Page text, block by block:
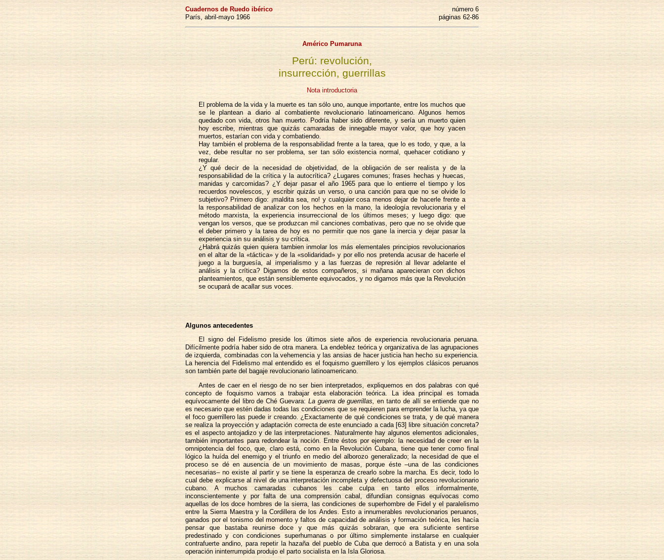
Cuadernos de Ruedo ibérico
París, abril-mayo 1966
número 6
páginas 62-86
Américo Pumaruna
Perú: revolución,
insurrección, guerrillas
Nota introductoria
El problema de la vida y la muerte es tan sólo uno, aunque importante, entre los muchos que
se le plantean a diario al combatiente revolucionario latinoamericano. Algunos hemos
quedado con vida, otros han muerto. Podría haber sido diferente, y sería un muerto quien
hoy escribe, mientras que quizás camaradas de innegable mayor valor, que hoy yacen
muertos, estarían con vida y combatiendo.
Hay también el problema de la responsabilidad frente a la tarea, que lo es todo, y que, a la
vez, debe resultar no ser problema, ser tan sólo existencia normal, quehacer cotidiano y
regular.
¿Y qué decir de la necesidad de objetividad, de la obligación de ser realista y de la
responsabilidad de la crítica y la autocrítica? ¿Lugares comunes; frases hechas y huecas,
manidas y carcomidas? ¿Y dejar pasar el año 1965 para que lo entierre el tiempo y los
recuerdos novelescos, y escribir quizás un verso, o una canción para que no se olvide lo
subjetivo? Primero digo: ¡maldita sea, no! y cualquier cosa menos dejar de hacerle frente a
la responsabilidad de analizar con los hechos en la mano, la ideología revolucionaria y el
método marxista, la experiencia insurreccional de los últimos meses; y luego digo: que
vengan los versos, que se produzcan mil canciones combativas, pero que no se olvide que
el deber primero y la tarea de hoy es no permitir que nos gane la inercia y dejar pasar la
experiencia sin su análisis y su crítica.
¿Habrá quizás quien quiera tambien inmolar los más elementales principios revolucionarios
en el altar de la «táctica» y de la «solidaridad» y por ello nos pretenda acusar de hacerle el
juego a la burguesía, al imperialismo y a las fuerzas de represión al llevar adelante el
análisis y la crítica? Digamos de estos compañeros, si mañana aparecieran con dichos
planteamientos, que están sensiblemente equivocados, y no digamos más que la Revolución
se ocupará de acallar sus voces.
Algunos antecedentes
El signo del Fidelismo preside los últimos siete años de experiencia revolucionaria peruana.
Difícilmente podría haber sido de otra manera. La endeblez teórica y organizativa de las agrupaciones
de izquierda, combinadas con la vehemencia y las ansias de hacer justicia han hecho su experiencia.
La herencia del Fidelismo mal entendido es el foquismo guerrillero y los ejemplos clásicos peruanos
son también parte del bagaje revolucionario latinoamericano.
Antes de caer en el riesgo de no ser bien interpretados, expliquemos en dos palabras con qué
concepto de foquismo vamos a trabajar esta elaboración teórica. La idea principal es tomada
equívocamente del libro de Ché Guevara: La guerra de guerrillas, en tanto de allí se entiende que no
es necesario que estén dadas todas las condiciones que se requieren para emprender la lucha, ya que
el foco guerrillero las puede ir creando. ¿Exactamente de qué condiciones se trata, y de qué manera
se realiza la proyección y adaptación correcta de este enunciado a cada [63] libre situación concreta?
es el aspecto antojadizo y de las interpretaciones. Naturalmente hay algunos elementos adicionales,
también importantes para redondear la noción. Entre éstos por ejemplo: la necesidad de creer en la
omnipotencia del foco, que, claro está, como en la Revolución Cubana, tiene que tener como final
lógico la huída del enemigo y el triunfo en medio del alborozo generalizado; la necesidad de que el
proceso se dé en ausencia de un movimiento de masas, porque éste –una de las condiciones
necesarias– no existe al partir y se tiene la esperanza de crearlo sobre la marcha. Es decir, todo lo
cual debe explicarse al nivel de una interpretación incompleta y defectuosa del proceso revolucionario
cubano. A muchos camaradas cubanos les cabe culpa en tanto ellos informalmente,
inconscientemente y por falta de una comprensión cabal, difundían consignas equívocas como
aquellas de los doce hombres de la sierra, las condiciones de superhombre de Fidel y el paralelismo
entre la Sierra Maestra y la Cordillera de los Andes. Esto a innumerables revolucionarios peruanos,
ganados por el tonismo del momento y faltos de capacidad de análisis y formación teórica, les hacía
pensar que bastaba reunirse doce y que más quizás sobraran, que era suficiente sentirse
predestinado y con condiciones superhumanas o por último simplemente instalarse en cualquier
contrafuerte andino, para repetir la hazaña del pueblo de Cuba que derrocó a Batista y en una sola
operación ininterrumpida produjo el parto socialista en la Isla Gloriosa.